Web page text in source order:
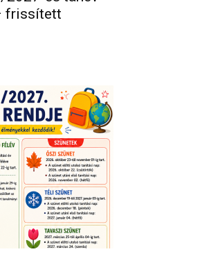
frissített